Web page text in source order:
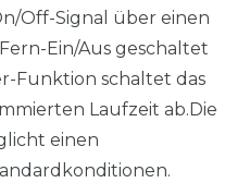
Off-Signal über einen
Ein/Aus geschaltet
Funktion schaltet das
Laufzeit ab.Die
einen